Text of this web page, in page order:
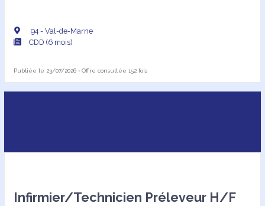
94 - Val-de-Marne
CDD (6 mois)
Publiée le 23/07/2026 • Offre consultée 152 fois
Infirmier/Technicien Préleveur H/F